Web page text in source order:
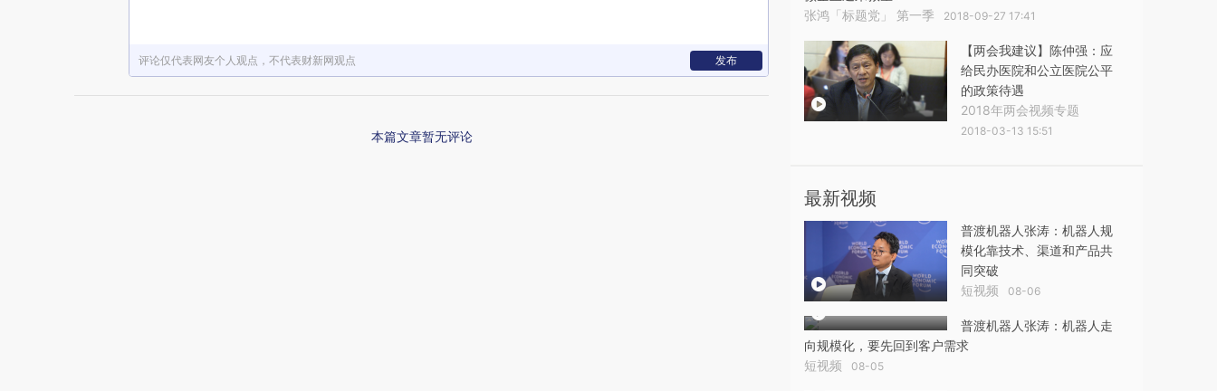
评论仅代表网友个人观点，不代表财新网观点 发布
本篇文章暂无评论
张鸿「标题党」 第一季 2018-09-27 17:41
【两会我建议】陈仲强：应
给民办医院和公立医院公平
的政策待遇
2018年两会视频专题
2018-03-13 15:51
最新视频
普渡机器人张涛：机器人规
模化靠技术、渠道和产品共
同突破
短视频 08-06
普渡机器人张涛：机器人走
向规模化，要先回到客户需求
短视频 08-05